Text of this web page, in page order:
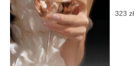
323 zł